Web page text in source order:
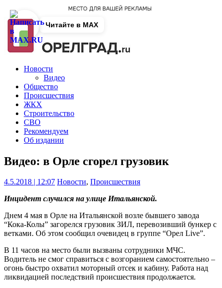
Новости
Видео
Общество
Происшествия
ЖКХ
Строительство
СВО
Рекомендуем
Об издании
Видео: в Орле сгорел грузовик
4.5.2018 | 12:07 Новости, Происшествия
Инцидент случился на улице Итальянской.
Днем 4 мая в Орле на Итальянской возле бывшего завода
“Кока-Колы” загорелся грузовик ЗИЛ, перевозивший бункер с
ветками. Об этом сообщил очевидец в группе “Орел Live”.
В 11 часов на место были вызваны сотрудники МЧС.
Водитель не смог справиться с возгоранием самостоятельно –
огонь быстро охватил моторный отсек и кабину. Работа над
ликвидацией последствий происшествия продолжается.
Читайте в MAX